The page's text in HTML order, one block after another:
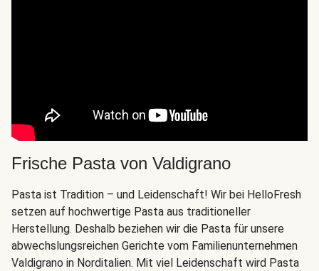
Frische Pasta von Valdigrano
Pasta ist Tradition – und Leidenschaft! Wir bei HelloFresh
setzen auf hochwertige Pasta aus traditioneller
Herstellung. Deshalb beziehen wir die Pasta für unsere
abwechslungsreichen Gerichte vom Familienunternehmen
Valdigrano in Norditalien. Mit viel Leidenschaft wird Pasta